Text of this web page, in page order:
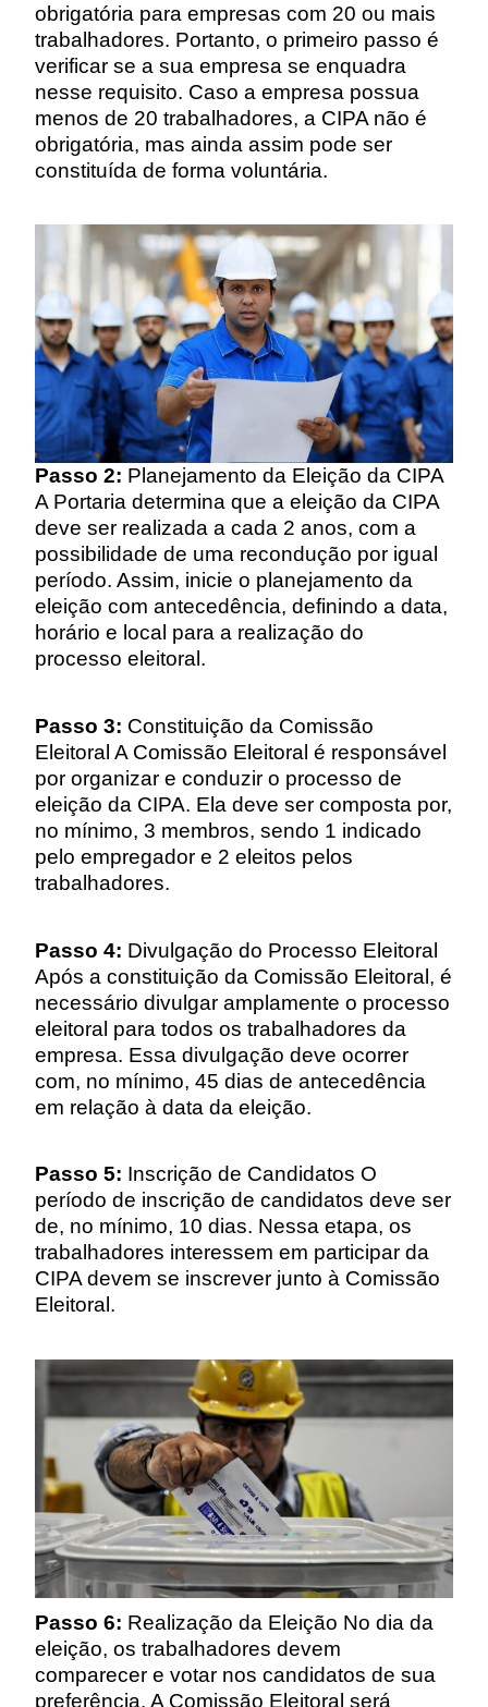
obrigatória para empresas com 20 ou mais
trabalhadores. Portanto, o primeiro passo é
verificar se a sua empresa se enquadra
nesse requisito. Caso a empresa possua
menos de 20 trabalhadores, a CIPA não é
obrigatória, mas ainda assim pode ser
constituída de forma voluntária.
Passo 2: Planejamento da Eleição da CIPA
A Portaria determina que a eleição da CIPA
deve ser realizada a cada 2 anos, com a
possibilidade de uma recondução por igual
período. Assim, inicie o planejamento da
eleição com antecedência, definindo a data,
horário e local para a realização do
processo eleitoral.
Passo 3: Constituição da Comissão
Eleitoral A Comissão Eleitoral é responsável
por organizar e conduzir o processo de
eleição da CIPA. Ela deve ser composta por,
no mínimo, 3 membros, sendo 1 indicado
pelo empregador e 2 eleitos pelos
trabalhadores.
Passo 4: Divulgação do Processo Eleitoral
Após a constituição da Comissão Eleitoral, é
necessário divulgar amplamente o processo
eleitoral para todos os trabalhadores da
empresa. Essa divulgação deve ocorrer
com, no mínimo, 45 dias de antecedência
em relação à data da eleição.
Passo 5: Inscrição de Candidatos O
período de inscrição de candidatos deve ser
de, no mínimo, 10 dias. Nessa etapa, os
trabalhadores interessem em participar da
CIPA devem se inscrever junto à Comissão
Eleitoral.
Passo 6: Realização da Eleição No dia da
eleição, os trabalhadores devem
comparecer e votar nos candidatos de sua
preferência. A Comissão Eleitoral será